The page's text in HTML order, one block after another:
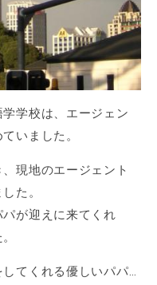
学校は、エージェン
いました。
現地のエージェント
た。
が迎えに来てくれ
てくれる優しいパパ…